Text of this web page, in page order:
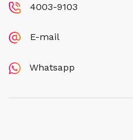
4003-9103
E-mail
Whatsapp